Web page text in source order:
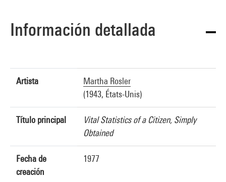
Información detallada
Artista
Martha Rosler
(1943, États-Unis)
Título principal
Vital Statistics of a Citizen, Simply
Obtained
Fecha de
creación
1977